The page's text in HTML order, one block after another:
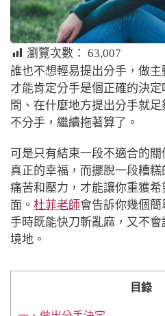
瀏覽次數： 63,007
誰也不想輕易提出分手，做
才能肯定分手是個正確的決
間、在什麼地方提出分手就
不分手，繼續拖著算了。
可是只有結束一段不適合的
真正的幸福，而擺脫一段糟
痛苦和壓力，才能讓你重獲
面。 杜菲老師會告訴你幾個
手時既能快刀斬亂麻，又不
境地。
目錄